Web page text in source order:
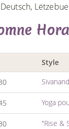
Style
Yoga
"Rise &